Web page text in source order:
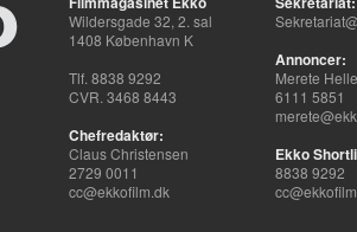
Wildersgade 32, 2. sal
1408 København K
Tlf. 8838 9292
CVR. 3468 8443
Chefredaktør:
Claus Christensen
2729 0011
cc@ekkofilm.dk
Annoncer:
Merete
6111 5851
Ekko
8838 9292